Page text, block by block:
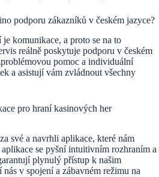
podporu zákazníků v českém jazyce?
komunikace, a proto se na to
reálně poskytuje podporu v českém
pomoc a individuální
a asistují vám zvládnout všechny
pro hraní kasinových her
své a navrhli aplikace, které nám
se pyšní intuitivním rozhraním a
plynulý přístup k našim
v spojení a zábavném režimu na